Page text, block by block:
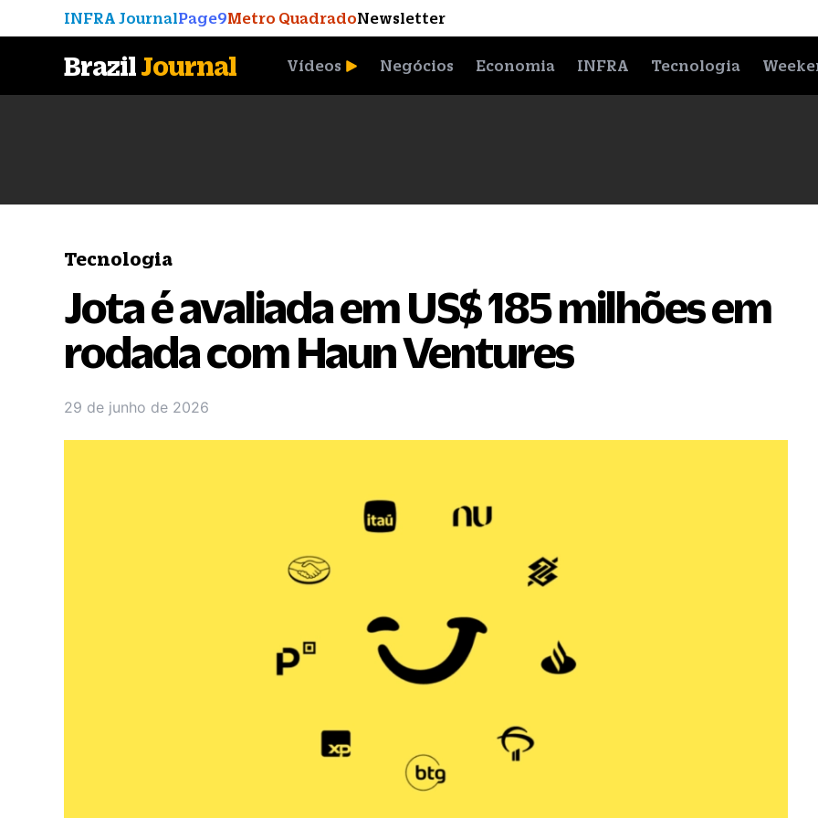
INFRA JournalPage9Metro QuadradoNewsletter
BrazilJournal Vídeos Negócios Economia INFRA Tecnologia
Tecnologia
Jota é avaliada em US$ 185 milhões em
rodada com Haun Ventures
29 de junho de 2026